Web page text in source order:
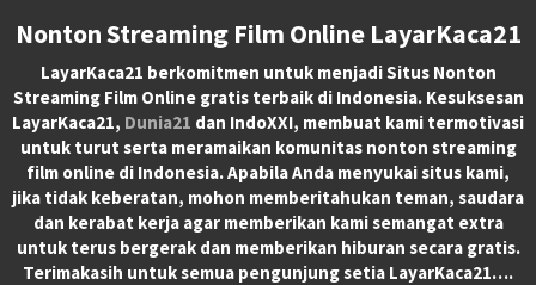
Nonton Streaming Film Online LayarKaca21
LayarKaca21 berkomitmen untuk menjadi Situs Nonton
Streaming Film Online gratis terbaik di Indonesia. Kesuksesan
LayarKaca21, Dunia21 dan IndoXXI, membuat kami termotivasi
untuk turut serta meramaikan komunitas nonton streaming
film online di Indonesia. Apabila Anda menyukai situs kami,
jika tidak keberatan, mohon memberitahukan teman, saudara
dan kerabat kerja agar memberikan kami semangat extra
untuk terus bergerak dan memberikan hiburan secara gratis.
Terimakasih untuk semua pengunjung setia LayarKaca21….